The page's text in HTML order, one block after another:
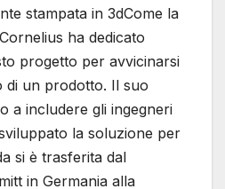
stampata in 3dCome la
ha dedicato
progetto per avvicinarsi
di un prodotto. Il suo
a includere gli ingegneri
la soluzione per
si è trasferita dal
in Germania alla